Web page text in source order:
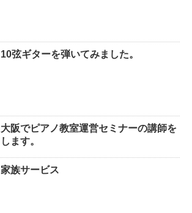
10弦ギターを弾いてみました。
大阪でピアノ教室運営セミナーの講師を
します。
家族サービス